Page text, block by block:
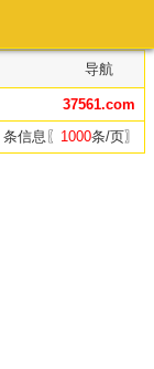
导航
37561.com
条信息〖 1000条/页〗